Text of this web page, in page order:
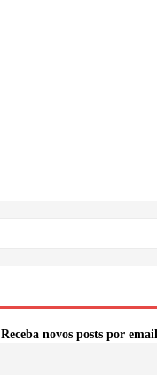
Receba novos posts por